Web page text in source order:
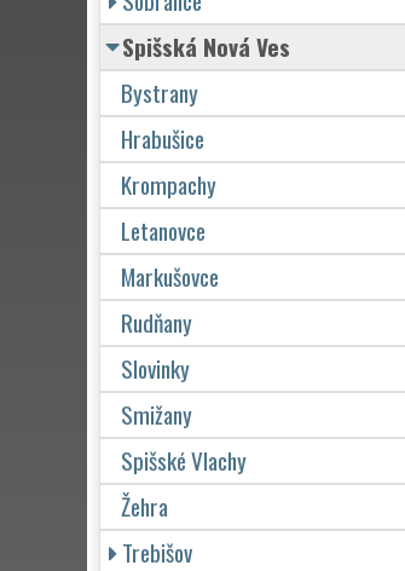
Spišská Nová Ves
Bystrany
Hrabušice
Krompachy
Letanovce
Markušovce
Rudňany
Slovinky
Smižany
Spišské Vlachy
Žehra
Trebišov